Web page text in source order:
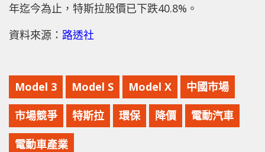
年迄今為止，特斯拉股價已下跌40.8%。
資料來源： 路透社
Model 3 Model S Model X 中國市場
市場競爭 特斯拉 環保 降價 電動汽車
電動車產業